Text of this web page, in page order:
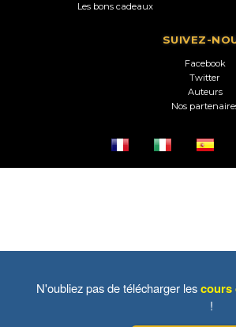
Les bons cadeaux
SUIVEZ-
Facebook
Twitter
Auteurs
Nos
N'oubliez pas de télécharger lescours
!